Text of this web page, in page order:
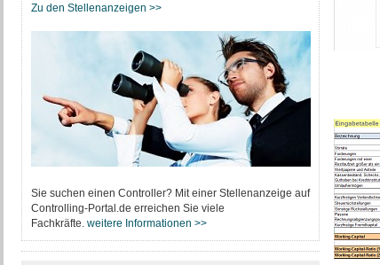
Zu den Stellenanzeigen >>
Sie suchen einen Controller? Mit einer Stellenanzeige auf
Controlling-Portal.de erreichen Sie viele
Fachkräfte. weitere Informationen >>